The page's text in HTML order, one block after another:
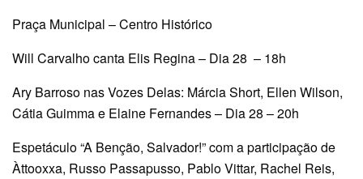
Praça Municipal – Centro Histórico
Will Carvalho canta Elis Regina – Dia 28 – 18h
Ary Barroso nas Vozes Delas: Márcia Short, Ellen Wilson,
Cátia Guimma e Elaine Fernandes – Dia 28 – 20h
Espetáculo “A Benção, Salvador!” com a participação de
Àttooxxa, Russo Passapusso, Pablo Vittar, Rachel Reis,